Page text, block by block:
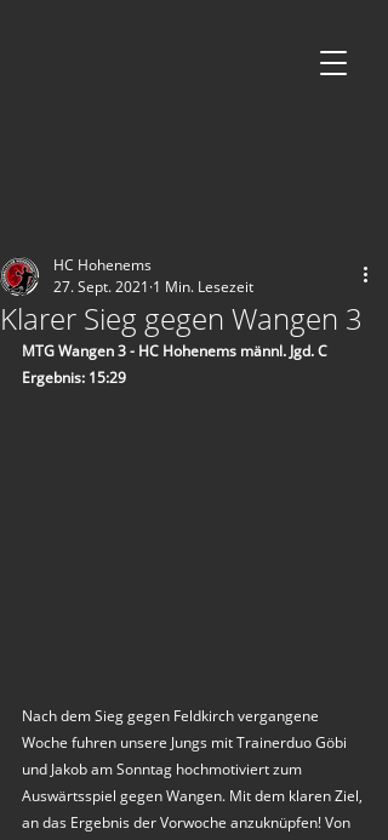
Klarer Sieg gegen Wangen 3
HC Hohenems
27. Sept. 2021 1 Min. Lesezeit
MTG Wangen 3 - HC Hohenems männl. Jgd. C
Ergebnis: 15:29
Nach dem Sieg gegen Feldkirch vergangene
Woche fuhren unsere Jungs mit Trainerduo Göbi
und Jakob am Sonntag hochmotiviert zum
Auswärtsspiel gegen Wangen. Mit dem klaren Ziel,
an das Ergebnis der Vorwoche anzuknüpfen! Von